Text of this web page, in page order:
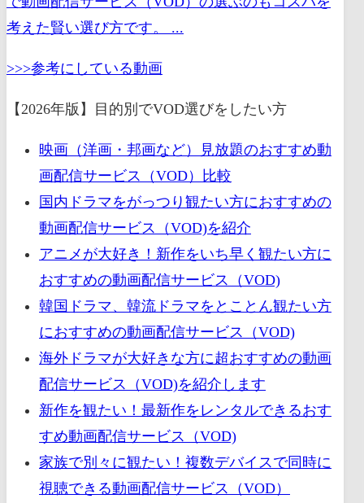
考えた賢い選び方です。 ...
>>>参考にしている動画
【2026年版】目的別でVOD選びをしたい方
映画（洋画・邦画など）見放題のおすすめ動
画配信サービス（VOD）比較
国内ドラマをがっつり観たい方におすすめの
動画配信サービス（VOD)を紹介
アニメが大好き！新作をいち早く観たい方に
おすすめの動画配信サービス（VOD)
韓国ドラマ、韓流ドラマをとことん観たい方
におすすめの動画配信サービス（VOD)
海外ドラマが大好きな方に超おすすめの動画
配信サービス（VOD)を紹介します
新作を観たい！最新作をレンタルできるおす
すめ動画配信サービス（VOD)
家族で別々に観たい！複数デバイスで同時に
視聴できる動画配信サービス（VOD）